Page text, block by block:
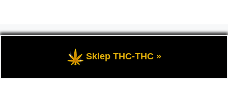
- Przedstawia portal-blog o Marihuanie,
cannabis, konopiach indyjskich, CBD, RSO, THC.
Sklep THC-THC »